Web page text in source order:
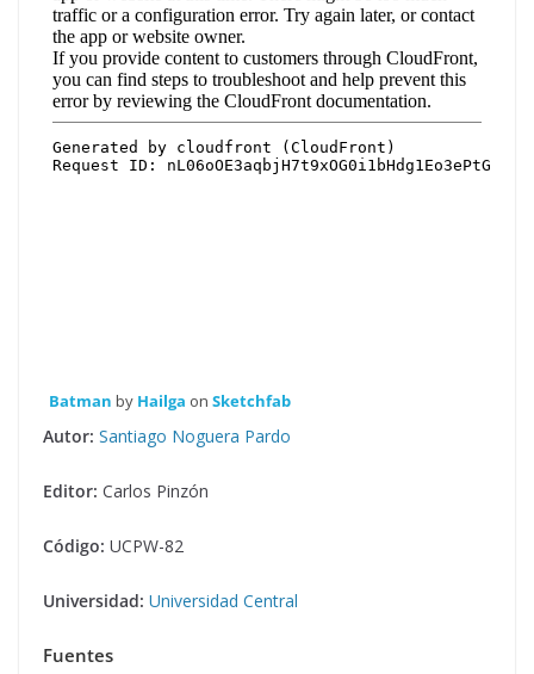
Batman by Hailga on Sketchfab
Autor: Santiago Noguera Pardo
Editor: Carlos Pinzón
Código: UCPW-82
Universidad: Universidad Central
Fuentes